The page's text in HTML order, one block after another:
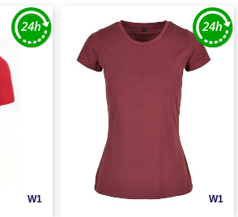
W1 W1